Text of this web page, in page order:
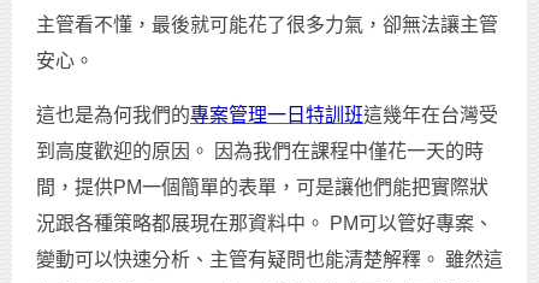
主管看不懂，最後就可能花了很多力氣，卻無法讓主管
安心。
這也是為何我們的專案管理一日特訓班這幾年在台灣受
到高度歡迎的原因。 因為我們在課程中僅花一天的時
間，提供PM一個簡單的表單，可是讓他們能把實際狀
況跟各種策略都展現在那資料中。 PM可以管好專案、
變動可以快速分析、主管有疑問也能清楚解釋。 雖然這